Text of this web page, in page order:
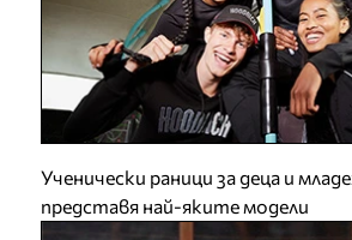
Ученически раници за деца и
представя най-яките модели